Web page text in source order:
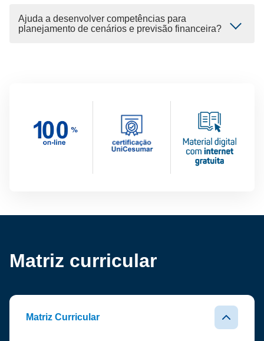
Ajuda a desenvolver competências para
planejamento de cenários e previsão financeira?
Matriz curricular
Matriz Curricular